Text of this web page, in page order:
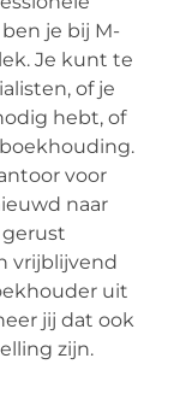
je bij M-
Je kunt te
of je
hebt, of
voor
naar
gerust
vrijblijvend
uit
jij dat ook
zijn.